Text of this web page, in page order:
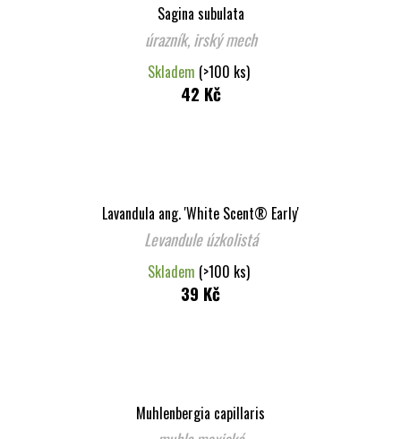
Sagina subulata
úrazník, irský mech
Skladem (>100 ks)
42 Kč
Lavandula ang. 'White Scent® Early'
Levandule úzkolistá
Skladem (>100 ks)
39 Kč
Muhlenbergia capillaris